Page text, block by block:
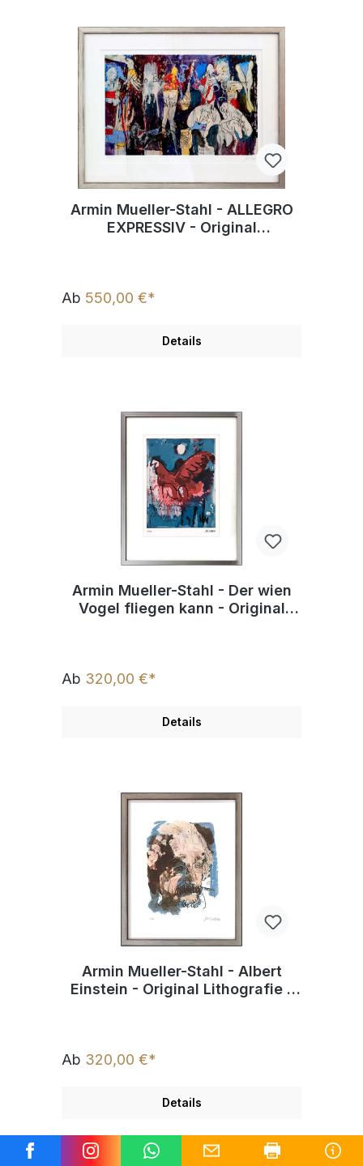
Armin Mueller-Stahl - ALLEGRO
EXPRESSIV - Original
Ab 550,00 €*
Details
Armin Mueller-Stahl - Der wien
Vogel fliegen kann - Original
Ab 320,00 €*
Details
Armin Mueller-Stahl - Albert
Einstein - Original Lithografie -
Ab 320,00 €*
Details